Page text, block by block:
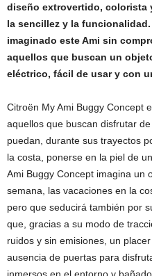
diseño extrovertido, colorista
la sencillez y la
imaginado este Ami sin
aquellos que buscan un
eléctrico, fácil de usar y con
Citroën My Ami Buggy Concept
aquellos que buscan disfrutar
puedan, durante sus trayectos
la costa, ponerse en la piel de
Ami Buggy Concept imagina un
semana, las vacaciones en la
pero que seducirá también por
que, gracias a su modo de
ruidos y sin emisiones, un
ausencia de puertas para
inmersos en el entorno y